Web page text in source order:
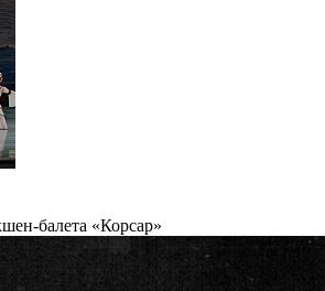
балета «Корсар»